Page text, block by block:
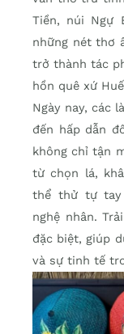
Tiền, núi Ngự
những nét thơ
trở thành tác
hồn quê xứ
Ngày nay, các
đến hấp dẫn
không chỉ tận
từ chọn lá,
thể thử tự tay
nghệ nhân.
đặc biệt, giúp
và sự tinh tế